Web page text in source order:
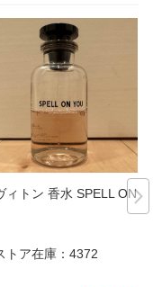
ィトン 香水 SPELL ON Y
トア在庫： 4372